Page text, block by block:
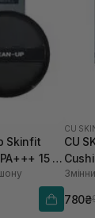
Skinfit
15 г
CU
CU
23
780₴